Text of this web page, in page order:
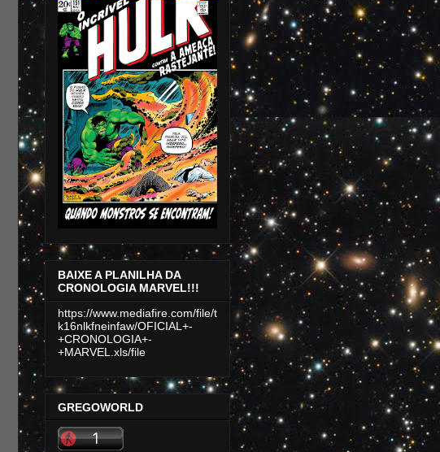
BAIXE A PLANILHA DA
CRONOLOGIA MARVEL!!!
https://www.mediafire.com/file/t
k16nlkfneinfaw/OFICIAL+-
+CRONOLOGIA+-
+MARVEL.xls/file
GREGOWORLD